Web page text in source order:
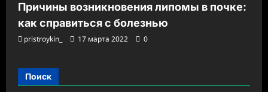
Причины возникновения липомы в почке:
как справиться с болезнью
pristroykin_ 17 марта 2022 0
Поиск